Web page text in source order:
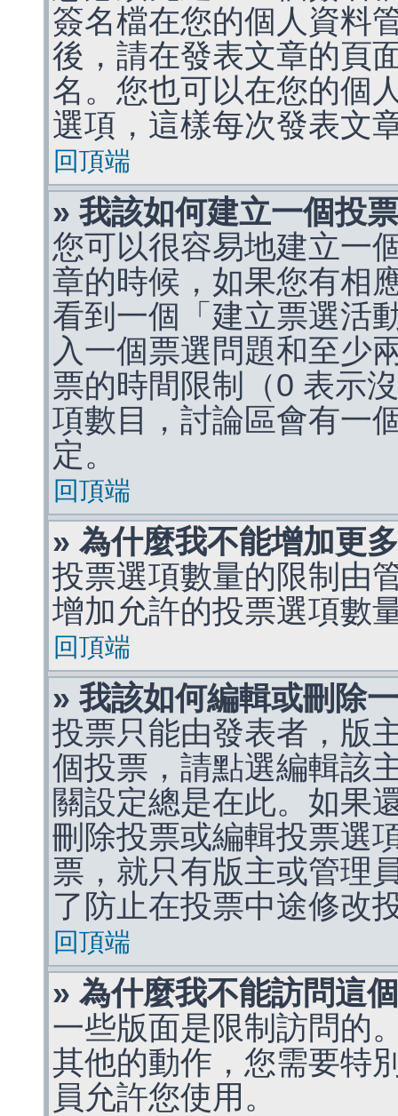
簽名檔在您的個人資料
後，請在發表文章的頁
名。您也可以在您的個
選項，這樣每次發表文
回頂端
» 我該如何建立一個投
您可以很容易地建立一
章的時候，如果您有相
看到一個「建立票選活
入一個票選問題和至少
票的時間限制（0 表示
項數目，討論區會有一
定。
回頂端
» 為什麼我不能增加更
投票選項數量的限制由
增加允許的投票選項數
回頂端
» 我該如何編輯或刪除
投票只能由發表者，版
個投票，請點選編輯該
關設定總是在此。如果
刪除投票或編輯投票選
票，就只有版主或管理
了防止在投票中途修改
回頂端
» 為什麼我不能訪問這
一些版面是限制訪問的
其他的動作，您需要特
員允許您使用。